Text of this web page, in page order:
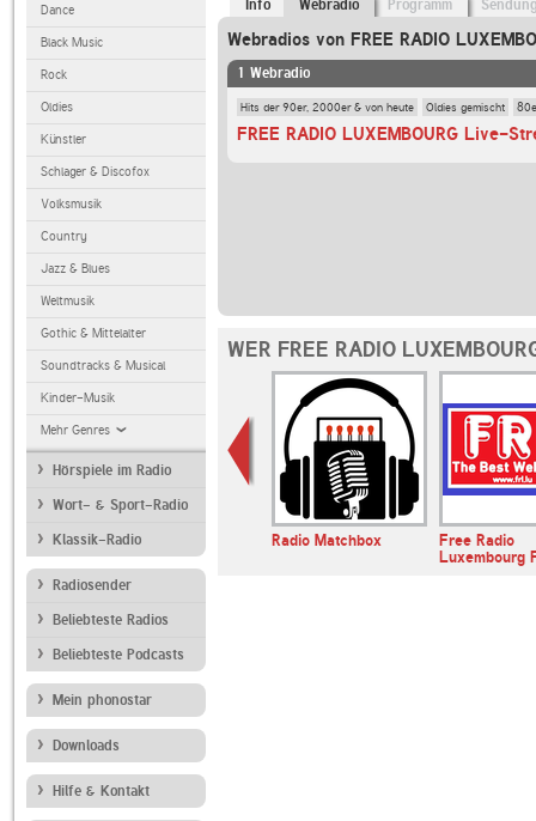
Dance
Black Music
Rock
Oldies
Künstler
Schlager & Discofox
Volksmusik
Country
Jazz & Blues
Weltmusik
Gothic & Mittelalter
Soundtracks & Musical
Kinder-Musik
Mehr Genres
Hörspiele im Radio
Wort- & Sport-Radio
Klassik-Radio
Radiosender
Beliebteste Radios
Beliebteste Podcasts
Mein phonostar
Downloads
Hilfe & Kontakt
Info Webradio Programm
Webradios von FREE RADIO
1 Webradio
Hits der 90er, 2000er & von heute Oldies gemischt
FREE RADIO LUXEMBOURG Live-
WER FREE RADIO
KZRO Radio 32 Radio Matchbox
Free Radio
Luxembourg